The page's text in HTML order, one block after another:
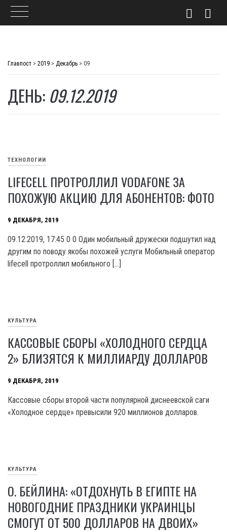
Главпост > 2019 > Декабрь > 09
ДЕНЬ: 09.12.2019
ТЕХНОЛОГИИ
LIFECELL ПРОТРОЛЛИЛ VODAFONE ЗА
ПОХОЖУЮ АКЦИЮ ДЛЯ АБОНЕНТОВ: ФОТО
9 ДЕКАБРЯ, 2019
09.12.2019, 17:45 0 0 Один мобильный дружески подшутил над
другим по поводу якобы похожей услуги Мобильный оператор
lifecell протроллил мобильного […]
КУЛЬТУРА
КАССОВЫЕ СБОРЫ «ХОЛОДНОГО СЕРДЦА
2» БЛИЗЯТСЯ К МИЛЛИАРДУ ДОЛЛАРОВ
9 ДЕКАБРЯ, 2019
Кассовые сборы второй части популярной диснеевской саги
«Холодное сердце» превысили 920 миллионов долларов.
КУЛЬТУРА
О. БЕЙЛИНА: «ОТДОХНУТЬ В ЕГИПТЕ НА
НОВОГОДНИЕ ПРАЗДНИКИ УКРАИНЦЫ
СМОГУТ ОТ 500 ДОЛЛАРОВ НА ДВОИХ»